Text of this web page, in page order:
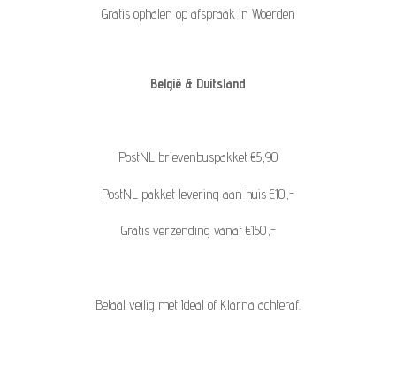
Gratis ophalen op afspraak in Woerden
België & Duitsland
PostNL brievenbuspakket €5,90
PostNL pakket levering aan huis €10,-
Gratis verzending vanaf €150,-
Betaal veilig met Ideal of Klarna achteraf.